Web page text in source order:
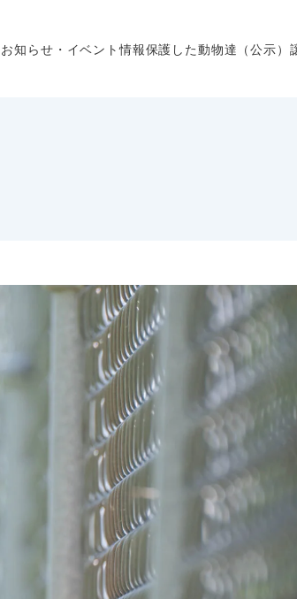
お知らせ・イベント情報保護した動物達（公示）